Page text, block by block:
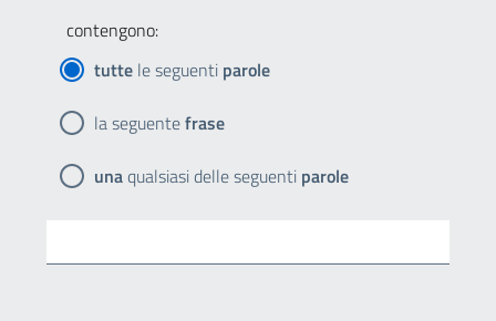
contengono:
tutte le seguenti parole
la seguentefrase
unaqualsiasi delle seguenti parole